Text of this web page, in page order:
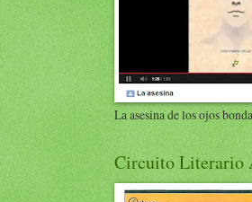
La asesina de los ojos
Circuito Literario